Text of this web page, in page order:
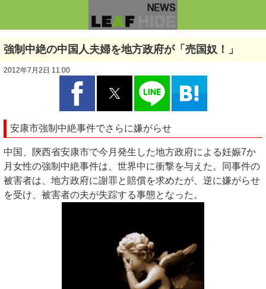
強制中絶の中国人夫婦を地方政府が「売国奴！」
2012年7月2日 11:00
安康市強制中絶事件でさらに嫌がらせ
中国、陝西省安康市で今月発生した地方政府による妊娠7か
月女性の強制中絶事件は、世界中に衝撃を与えた。同事件の
被害者は、地方政府に謝罪と賠償を求めたが、逆に嫌がらせ
を受け、被害者の夫が失踪する事態となった。